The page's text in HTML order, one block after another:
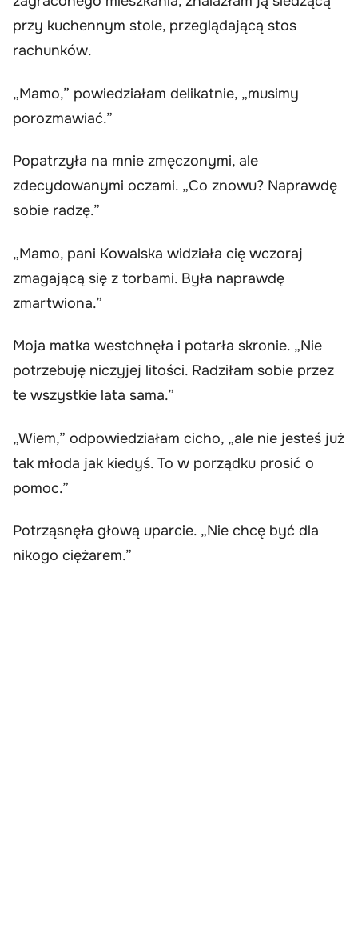
przy kuchennym stole, przeglądającą stos
rachunków.
„Mamo,” powiedziałam delikatnie, „musimy
porozmawiać.”
Popatrzyła na mnie zmęczonymi, ale
zdecydowanymi oczami. „Co znowu? Naprawdę
sobie radzę.”
„Mamo, pani Kowalska widziała cię wczoraj
zmagającą się z torbami. Była naprawdę
zmartwiona.”
Moja matka westchnęła i potarła skronie. „Nie
potrzebuję niczyjej litości. Radziłam sobie przez
te wszystkie lata sama.”
„Wiem,” odpowiedziałam cicho, „ale nie jesteś już
tak młoda jak kiedyś. To w porządku prosić o
pomoc.”
Potrząsnęła głową uparcie. „Nie chcę być dla
nikogo ciężarem.”